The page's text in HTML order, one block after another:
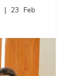
| 23 Feb